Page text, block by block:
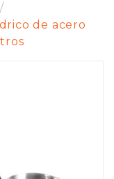
de acero